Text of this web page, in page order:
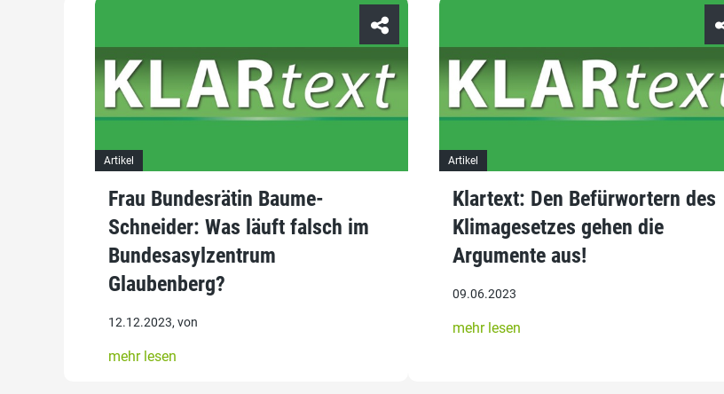
Artikel
Frau Bundesrätin Baume-
Schneider: Was läuft falsch im
Bundesasylzentrum
Glaubenberg?
12.12.2023, von
mehr lesen
Artikel
Klartext: Den Befürwortern des
Klimagesetzes gehen die
Argumente aus!
09.06.2023
mehr lesen